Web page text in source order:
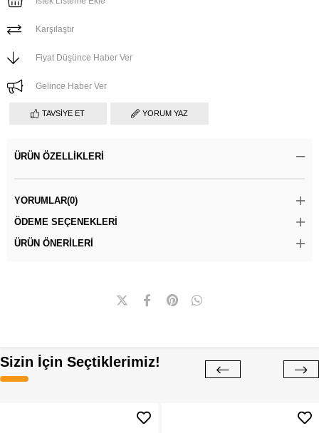
Karşılaştır
Fiyat Düşünce Haber Ver
Gelince Haber Ver
TAVSIYE ET YORUM YAZ
ÜRÜN ÖZELLIKLERI
YORUMLAR(0)
ÖDEME SEÇENEKLERI
ÜRÜN ÖNERILERI
Sizin İçin Seçtiklerimiz!